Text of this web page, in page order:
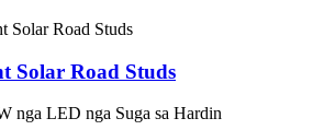
Solar Road Studs